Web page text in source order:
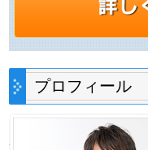
プロフィール